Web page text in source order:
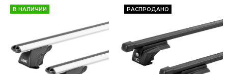
В НАЛИЧИИ РАСПРОДАНО